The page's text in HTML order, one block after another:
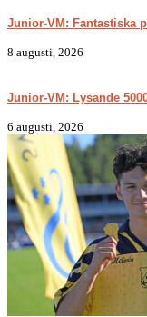
Junior-VM: Fantastiska
8 augusti, 2026
Junior-VM: Lysande
6 augusti, 2026